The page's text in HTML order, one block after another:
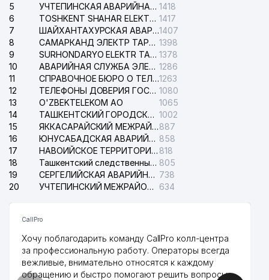
5
УЧТЕПИНСКАЯ АВАРИЙНАЯ СЛУЖБА ЭЛЕКТРОСЕТИ 1418
6
TOSHKENT SHAHAR ELEKTR TARMOQLARI KORXONASI АО 1417
7
ШАЙХАНТАХУРСКАЯ АВАРИЙНАЯ СЛУЖБА ЭЛЕКТРОСЕТИ1407
8
САМАРКАНД ЭЛЕКТР ТАРМОКЛАРИ АО 1398
9
SURHONDARYO ELEKTR TARMOKLARI АО 1378
10
АВАРИЙНАЯ СЛУЖБА ЭЛЕКТРОСЕТИ ТАШКЕНТСКОГО РАЙОНА 1286
11
СПРАВОЧНОЕ БЮРО О ТЕЛЕФОНАХ ОРГАНИЗАЦИЙ г. ТАШКЕНТА1263
12
ТЕЛЕФОНЫ ДОВЕРИЯ ГОСУДАРСТВЕННОГО ЦЕНТРА ТЕСТИРОВАНИЯ 1080
13
O'ZBEKTELEKOM АО
1065
14
ТАШКЕНТСКИЙ ГОРОДСКОЙ СУД ПО ГРАЖДАНСКИМ ДЕЛАМ 1002
15
ЯККАСАРАЙСКИЙ МЕЖРАЙОННЫЙ СУД ПО ГРАЖДАНСКИМ ДЕЛАМ887
16
ЮНУСАБАДСКАЯ АВАРИЙНАЯ СЛУЖБА ЭЛЕКТРОСЕТИ 858
17
НАВОИЙСКОЕ ТЕРРИТОРИАЛЬНОЕ ПРЕДПРИЯТИЕ ЭЛЕКТРОСЕТИ АО 818
18
Ташкентский следственный изолятор 805
19
СЕРГЕЛИЙСКАЯ АВАРИЙНАЯ СЛУЖБА ЭЛЕКТРОСЕТИ 738
20
УЧТЕПИНСКИЙ МЕЖРАЙОННЫЙ СУД ПО ГРАЖДАНСКИМ ДЕЛАМ 634
CallPro
Хочу поблагодарить команду CallPro колл-центра
за профессиональную работу. Операторы всегда
вежливые, внимательно относятся к каждому
обращению и быстро помогают решить вопросы.